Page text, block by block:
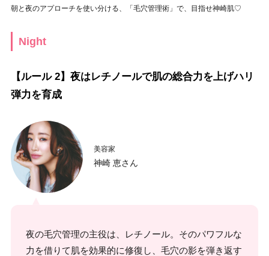
朝と夜のアプローチを使い分ける、「毛穴管理術」で、目指せ神崎肌♡
Night
【ルール 2】夜はレチノールで肌の総合力を上げハリ
弾力を育成
美容家
神崎 恵さん
夜の毛穴管理の主役は、レチノール。そのパワフルな
力を借りて肌を効果的に修復し、毛穴の影を弾き返す